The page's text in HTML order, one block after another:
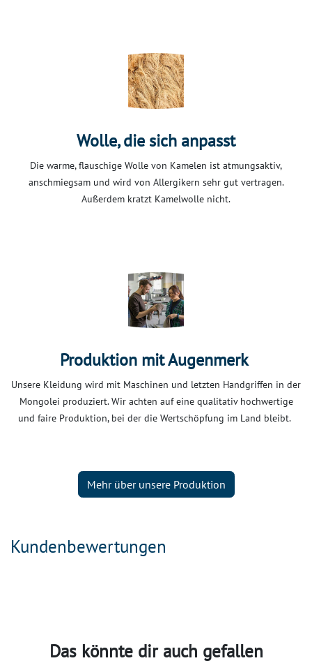
Wolle, die sich anpasst
Die warme, flauschige Wolle von Kamelen ist atmungsaktiv,
anschmiegsam und wird von Allergikern sehr gut vertragen.
Außerdem kratzt Kamelwolle nicht.
Produktion mit Augenmerk
Unsere Kleidung wird mit Maschinen und letzten Handgriffen in der
Mongolei produziert. Wir achten auf eine qualitativ hochwertige
und faire Produktion, bei der die Wertschöpfung im Land bleibt.
Mehr über unsere Produktion
Kundenbewertungen
Das könnte dir auch gefallen